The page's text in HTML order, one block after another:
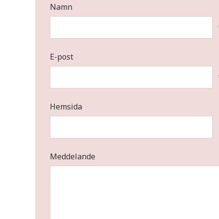
Namn
E-post
Hemsida
Meddelande